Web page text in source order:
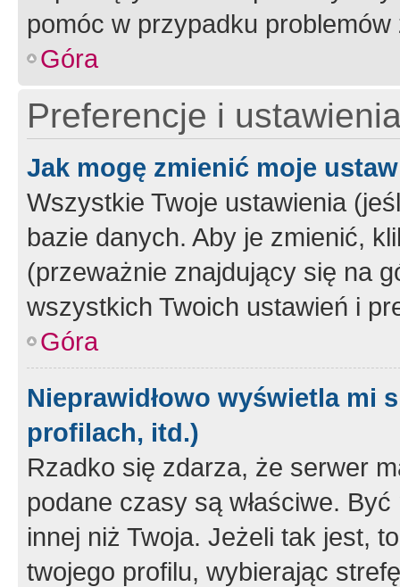
pomóc w przypadku
Góra
Preferencje i
Jak mogę zmienić moje
Wszystkie Twoje ustawienia
bazie danych. Aby je zmienić,
(przeważnie znajdujący się na
wszystkich Twoich ustawień i
Góra
Nieprawidłowo wyświetla mi
profilach, itd.)
Rzadko się zdarza, że serwer
podane czasy są właściwe.
innej niż Twoja. Jeżeli tak jest,
twojego profilu, wybierając